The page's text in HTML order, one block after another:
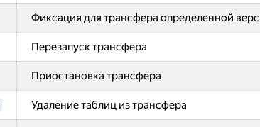
Фиксация для трансфера определенной
Перезапуск трансфера
Приостановка трансфера
Удаление таблиц из трансфера